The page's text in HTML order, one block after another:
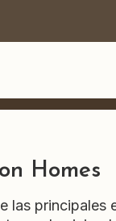
Homes
las principales